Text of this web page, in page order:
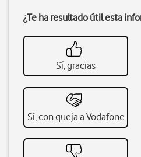
¿Te ha resultado útil esta
Sí, gracias
Sí, con queja a Vodafone